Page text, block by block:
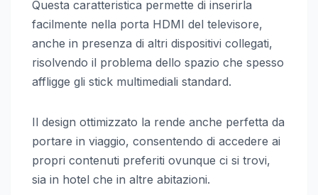
Questa caratteristica permette di inserirla
facilmente nella porta HDMI del televisore,
anche in presenza di altri dispositivi collegati,
risolvendo il problema dello spazio che spesso
affligge gli stick multimediali standard.
Il design ottimizzato la rende anche perfetta da
portare in viaggio, consentendo di accedere ai
propri contenuti preferiti ovunque ci si trovi,
sia in hotel che in altre abitazioni.